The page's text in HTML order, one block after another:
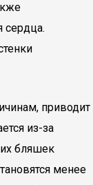
сердца.
приводит
из-за
бляшек
менее